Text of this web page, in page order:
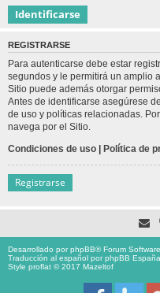
REGISTRARSE
Para autenticarse debe estar
segundos y le permitirá un amplio
Sitio puede además otorgar
Antes de identificarse asegúrese
de uso y políticas relacionadas.
navega por el Sitio.
Condiciones de uso | Política de
Registrarse
Desarrollado porphpBB® Forum
Traducción al español porphpBB España
Style proflat © 2017 Mazeltof